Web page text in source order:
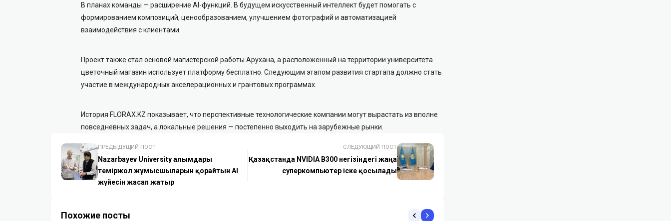
В планах команды — расширение AI-функций. В будущем искусственный интеллект будет помогать с
формированием композиций, ценообразованием, улучшением фотографий и автоматизацией
взаимодействия с клиентами.
Проект также стал основой магистерской работы Арухана, а расположенный на территории университета
цветочный магазин использует платформу бесплатно. Следующим этапом развития стартапа должно стать
участие в международных акселерационных и грантовых программах.
История FLORAX.KZ показывает, что перспективные технологические компании могут вырастать из вполне
повседневных задач, а локальные решения — постепенно выходить на зарубежные рынки.
ПРЕДЫДУЩИЙ ПОСТ
Nazarbayev University ғалымдары
теміржол жұмысшыларын қорғайтын AI
жүйесін жасап жатыр
СЛЕДУЮЩИЙ ПОСТ
Қазақстанда NVIDIA B300 негізіндегі жаңа
суперкомпьютер іске қосылады
Похожие посты